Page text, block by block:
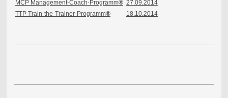
MCP Management-Coach-Programm® 27.09.2014
TTP Train-the-Trainer-Programm® 18.10.2014